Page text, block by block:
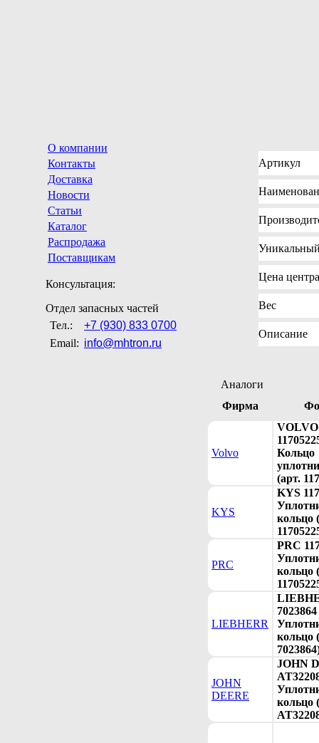
О компании
Контакты
Доставка
Новости
Статьи
Каталог
Распродажа
Поставщикам
Консультация:
Отдел запасных частей
Тел.:
+7 (930) 833 0700
Email: info@mhtron.ru
Артикул
Цена
Вес
Описание
Аналоги
Фирма
Volvo
VOLVO
Кольцо
(арт.
KYS
KYS
кольцо
PRC
PRC
кольцо
LIEBHERR
7023864
кольцо
JOHN
DEERE
JOHN
кольцо